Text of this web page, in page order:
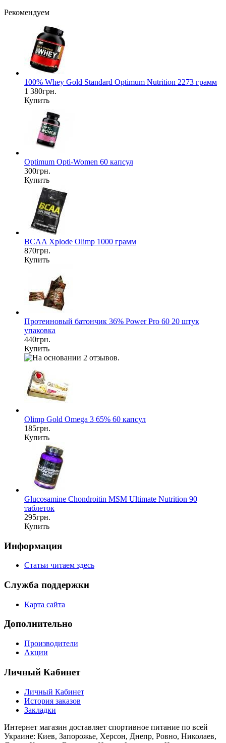
Рекомендуем
100% Whey Gold Standard Optimum Nutrition 2273 грамм
1 380грн.
Купить
Optimum Opti-Women 60 капсул
300грн.
Купить
BCAA Xplode Olimp 1000 грамм
870грн.
Купить
Протеиновый батончик 36% Power Pro 60 20 штук
упаковка
440грн.
Купить
Olimp Gold Omega 3 65% 60 капсул
185грн.
Купить
Glucosamine Chondroitin MSM Ultimate Nutrition 90
таблеток
295грн.
Купить
Информация
Статьи читаем здесь
Служба поддержки
Карта сайта
Дополнительно
Производители
Акции
Личный Кабинет
Личный Кабинет
История заказов
Закладки
Интернет магазин доставляет спортивное питание по всей
Украине: Киев, Запорожье, Херсон, Днепр, Ровно, Николаев,